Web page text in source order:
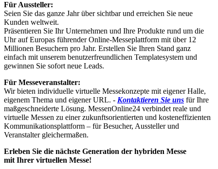
Für Aussteller:
Seien Sie das ganze Jahr über sichtbar und erreichen Sie neue
Kunden weltweit.
Präsentieren Sie Ihr Unternehmen und Ihre Produkte rund um die
Uhr auf Europas führender Online-Messeplattform mit über 12
Millionen Besuchern pro Jahr. Erstellen Sie Ihren Stand ganz
einfach mit unserem benutzerfreundlichen Templatesystem und
gewinnen Sie sofort neue Leads.
Für Messeveranstalter:
Wir bieten individuelle virtuelle Messekonzepte mit eigener Halle,
eigenem Thema und eigener URL. - Kontaktieren Sie uns für Ihre
maßgeschneiderte Lösung. MessenOnline24 verbindet reale und
virtuelle Messen zu einer zukunftsorientierten und kosteneffizienten
Kommunikationsplattform – für Besucher, Aussteller und
Veranstalter gleichermaßen.
Erleben Sie die nächste Generation der hybriden Messe
mit Ihrer virtuellen Messe!